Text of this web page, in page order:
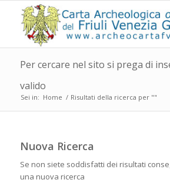
Per cercare nel sito si prega di
valido
Sei in: Home / Risultati della ricerca per ""
Nuova Ricerca
Se non siete soddisfatti dei risultati
una nuova ricerca